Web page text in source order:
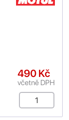
490 Kč
včetně DPH